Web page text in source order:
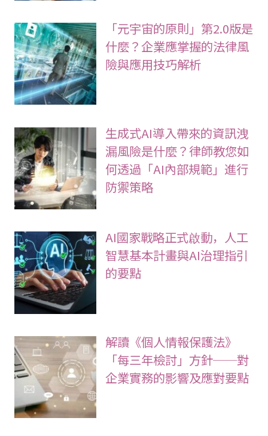
「元宇宙的原則」第2.0版是
什麼？企業應掌握的法律風
險與應用技巧解析
生成式AI導入帶來的資訊洩
漏風險是什麼？律師教您如
何透過「AI內部規範」進行
防禦策略
AI國家戰略正式啟動，人工
智慧基本計畫與AI治理指引
的要點
解讀《個人情報保護法》
「每三年檢討」方針──對
企業實務的影響及應對要點